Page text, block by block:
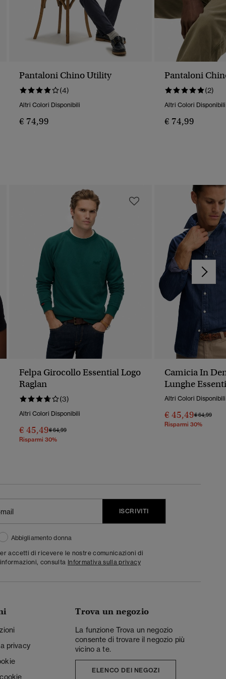
Pantaloni Chino Utility
(4)
Altri Colori Disponibili
€ 74,99
Pantaloni
(2)
Altri Colori Disponibili
€ 74,99
Felpa Girocollo Essential Logo
Raglan
(3)
Altri Colori Disponibili
€ 45,49Prezzo Ridotto Da
€ 64,99A
Risparmi 30%
Camicia In
Lunghe
Altri Colori Disponibili
€ 45,49Prezzo
€ 64,99A
Risparmi 30%
ISCRIVITI
Abbigliamento donna
accetti di ricevere le nostre comunicazioni di
consulta Informativa sulla privacy
privacy
Trova un negozio
La funzione Trova un negozio
consente di trovare il negozio più
vicino a te.
ELENCO DEI NEGOZI